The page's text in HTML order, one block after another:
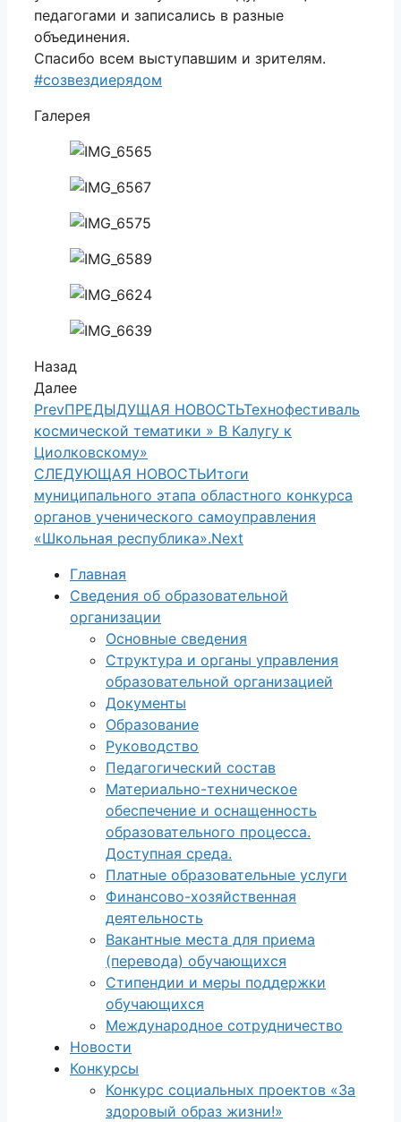
педагогами и записались в разные
объединения.
Спасибо всем выступавшим и зрителям.
#созвездиерядом
Галерея
Назад
Далее
PrevПРЕДЫДУЩАЯ НОВОСТЬТехнофестиваль
космической тематики » В Калугу к
Циолковскому»
СЛЕДУЮЩАЯ НОВОСТЬИтоги
муниципального этапа областного конкурса
органов ученического самоуправления
«Школьная республика».Next
Главная
Сведения об образовательной
организации
Основные сведения
Структура и органы управления
образовательной организацией
Документы
Образование
Руководство
Педагогический состав
Материально-техническое
обеспечение и оснащенность
образовательного процесса.
Доступная среда.
Платные образовательные услуги
Финансово-хозяйственная
деятельность
Вакантные места для приема
(перевода) обучающихся
Стипендии и меры поддержки
обучающихся
Международное сотрудничество
Новости
Конкурсы
Конкурс социальных проектов «За
здоровый образ жизни!»